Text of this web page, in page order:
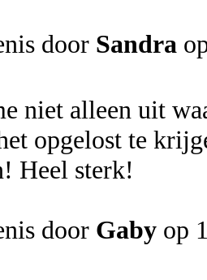
door Sandra
niet alleen uit
opgelost te
Heel sterk!
door Gaby op